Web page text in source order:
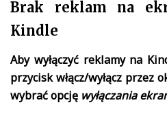
Brak reklam na
Kindle
Aby wyłączyć reklamy na
przycisk włącz/wyłącz przez
wybrać opcję wyłączania